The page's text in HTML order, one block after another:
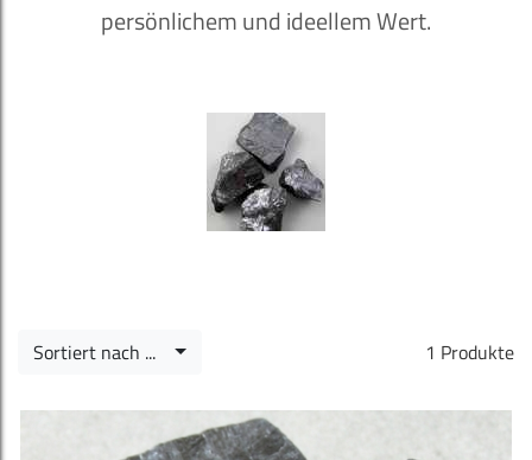
persönlichem und ideellem Wert.
1 Produkte
Sortiert nach ...